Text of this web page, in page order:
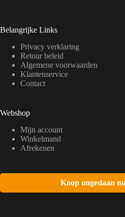
Belangrijke Links
Privacy verklaring
Retour beleid
Algemene voorwaarden
Klantenservice
Contact
Webshop
Mijn account
Winkelmand
Afrekenen
Koop ongedaan